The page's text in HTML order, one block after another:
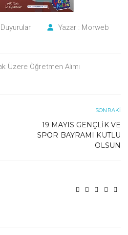
Duyurular Yazar : Morweb
Üzere Öğretmen Alımı
SONRAKI
19 MAYIS GENÇLIK VE
SPOR BAYRAMI KUTLU
OLSUN